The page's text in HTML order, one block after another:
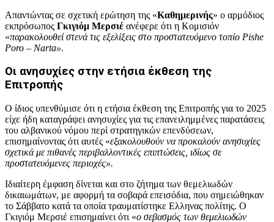
Απαντώντας σε σχετική ερώτηση της «Καθημερινής» ο αρμόδιος
εκπρόσωπος Γκιγιόμ Μερσιέ ανέφερε ότι η Κομισιόν
«παρακολουθεί στενά τις εξελίξεις στο προστατευόμενο τοπίο Pishe
Poro – Narta».
Οι ανησυχίες στην ετήσια έκθεση της
Επιτροπής
Ο ίδιος υπενθύμισε ότι η ετήσια έκθεση της Επιτροπής για το 2025
είχε ήδη καταγράψει ανησυχίες για τις επανειλημμένες παρατάσεις
του αλβανικού νόμου περί στρατηγικών επενδύσεων,
επισημαίνοντας ότι αυτές «εξακολουθούν να προκαλούν ανησυχίες
σχετικά με πιθανές περιβαλλοντικές επιπτώσεις, ιδίως σε
προστατευόμενες περιοχές».
Ιδιαίτερη έμφαση δίνεται και στο ζήτημα των θεμελιωδών
δικαιωμάτων, με αφορμή τα σοβαρά επεισόδια, που σημειώθηκαν
το Σάββατο κατά τα οποία τραυματίστηκε Ελληνας πολίτης. Ο
Γκιγιόμ Μερσιέ επισημαίνει ότι «ο σεβασμός των θεμελιωδών